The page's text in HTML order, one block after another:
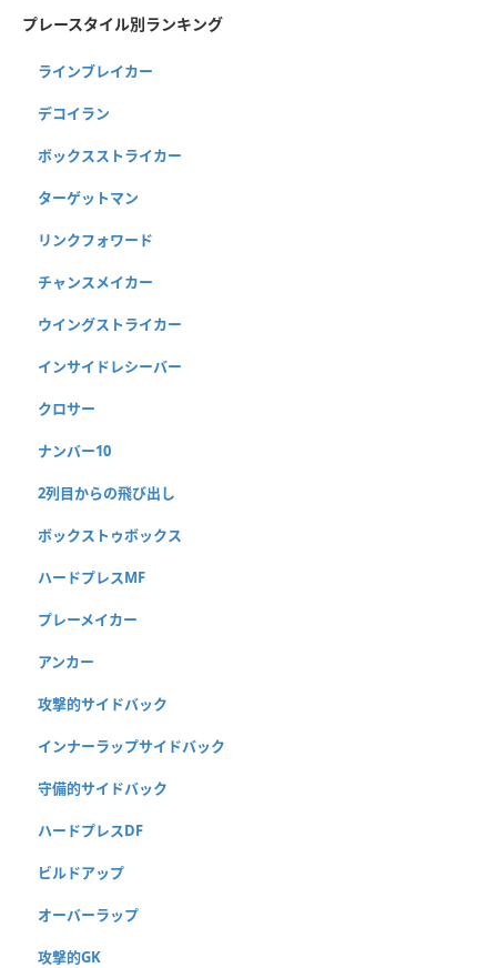
プレースタイル別ランキング
ラインブレイカー
デコイラン
ボックスストライカー
ターゲットマン
リンクフォワード
チャンスメイカー
ウイングストライカー
インサイドレシーバー
クロサー
ナンバー10
2列目からの飛び出し
ボックストゥボックス
ハードプレスMF
プレーメイカー
アンカー
攻撃的サイドバック
インナーラップサイドバック
守備的サイドバック
ハードプレスDF
ビルドアップ
オーバーラップ
攻撃的GK